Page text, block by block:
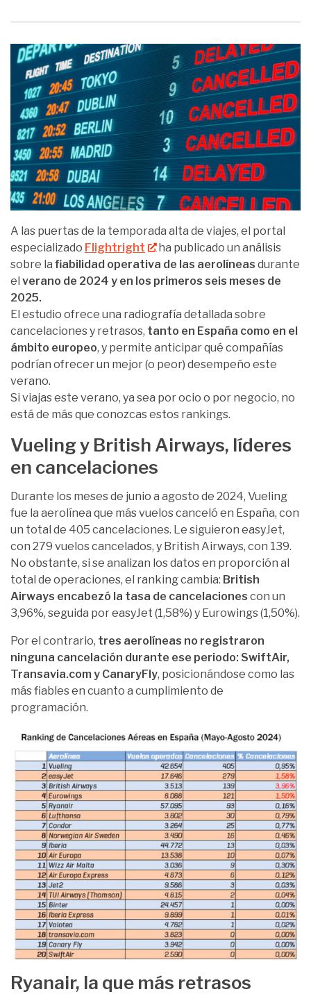
A las puertas de la temporada alta de viajes, el portal
especializado Flightright
ha publicado un análisis
sobre la fiabilidad operativa de las aerolíneas durante
el verano de 2024 y en los primeros seis meses de
2025.
El estudio ofrece una radiografía detallada sobre
cancelaciones y retrasos, tanto en España como en el
ámbito europeo, y permite anticipar qué compañías
podrían ofrecer un mejor (o peor) desempeño este
verano.
Si viajas este verano, ya sea por ocio o por negocio, no
está de más que conozcas estos rankings.
Vueling y British Airways, líderes
en cancelaciones
Durante los meses de junio a agosto de 2024, Vueling
fue la aerolínea que más vuelos canceló en España, con
un total de 405 cancelaciones. Le siguieron easyJet,
con 279 vuelos cancelados, y British Airways, con 139.
No obstante, si se analizan los datos en proporción al
total de operaciones, el ranking cambia: British
Airways encabezó la tasa de cancelaciones con un
3,96%, seguida por easyJet (1,58%) y Eurowings (1,50%).
Por el contrario, tres aerolíneas no registraron
ninguna cancelación durante ese periodo: SwiftAir,
Transavia.com y CanaryFly, posicionándose como las
más fiables en cuanto a cumplimiento de
programación.
Ryanair, la que más retrasos